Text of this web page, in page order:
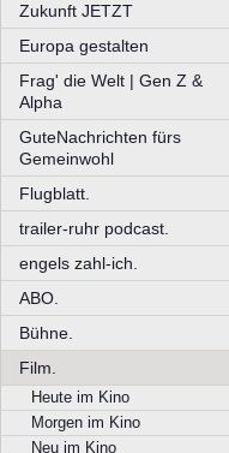
Zukunft JETZT
Europa gestalten
Frag' die Welt | Gen Z &
Alpha
GuteNachrichten fürs
Gemeinwohl
Flugblatt.
trailer-ruhr podcast.
engels zahl-ich.
ABO.
Bühne.
Film.
Heute im Kino
Morgen im Kino
Neu im Kino